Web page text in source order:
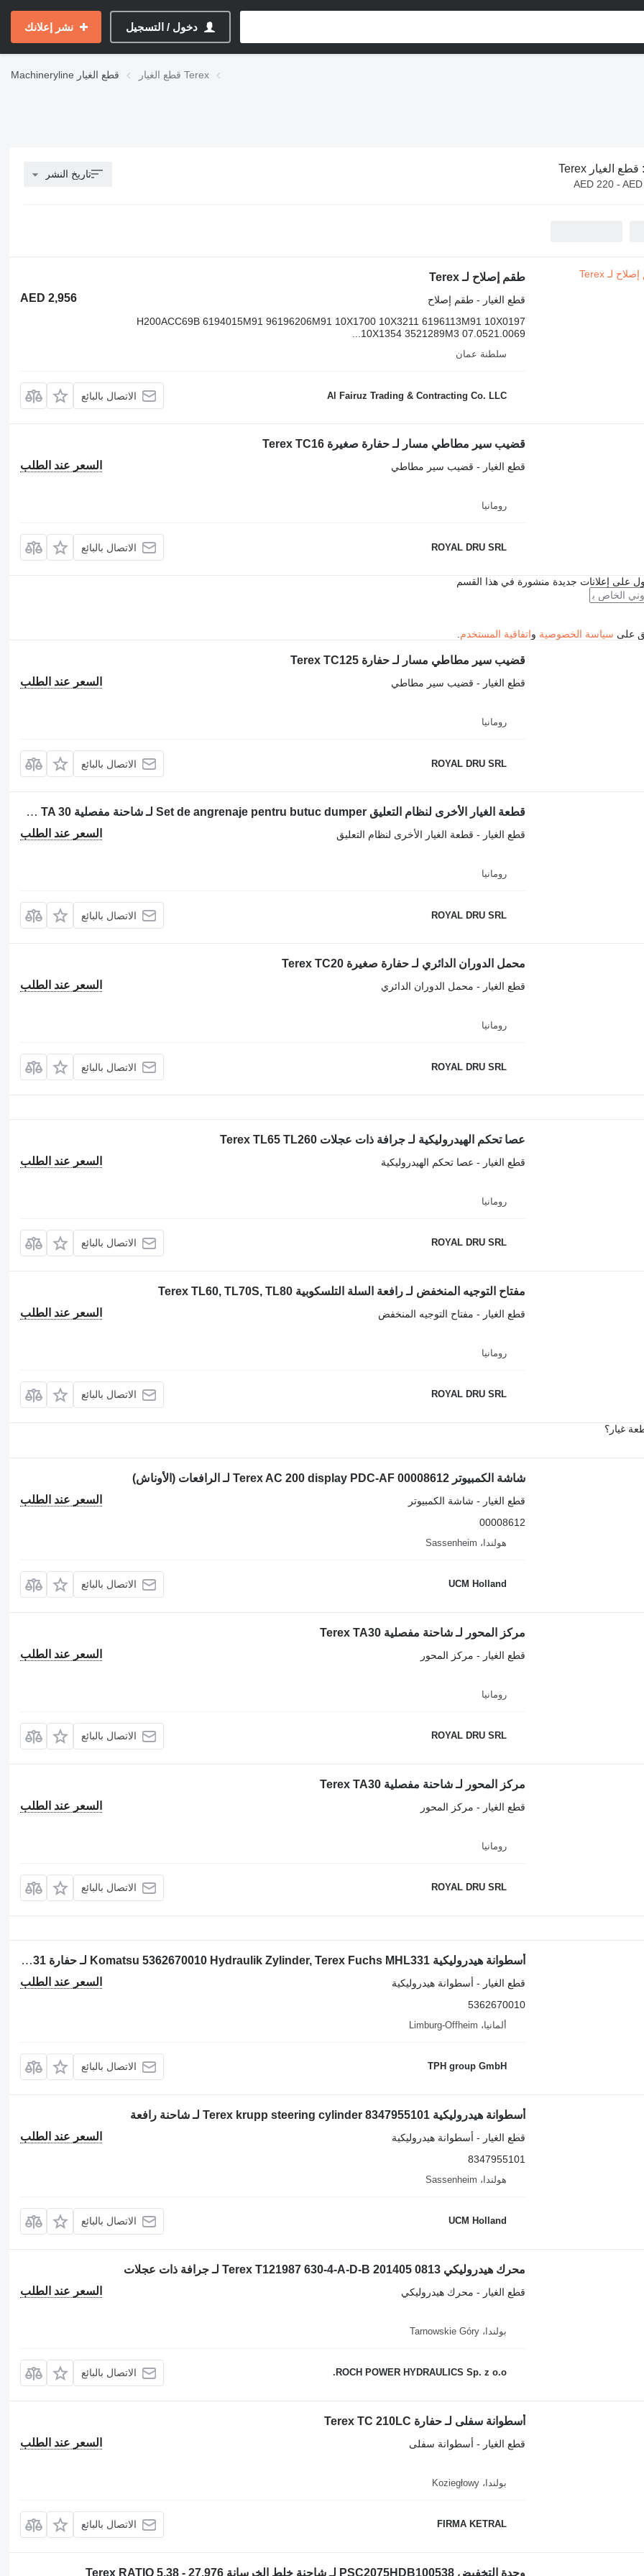
دخول / التسجيل نشر إعلانك
Machineryline قطع الغيار قطع الغيار Terex
قطع الغيار Terex
AED 220 -
تاريخ النشر
طقم إصلاح لـ Terex
AED 2,956
قطع الغيار - طقم إصلاح
H200ACC69B 6194015M91 96196206M91 10X1700 10X3211 6196113M91 10X0197
10X1354 3521289M3 07.0521.0069...
سلطنة عمان
Al Fairuz Trading & Contracting Co. LLC الاتصال بالبائع
قضيب سير مطاطي مسار لـ حفارة صغيرة Terex TC16
السعر عند الطلب
قطع الغيار - قضيب سير مطاطي
رومانيا
ROYAL DRU SRL الاتصال بالبائع
على إعلانات جديدة منشورة في هذا القسم
على سياسة الخصوصية واتفاقية المستخدم
قضيب سير مطاطي مسار لـ حفارة Terex TC125
السعر عند الطلب
قطع الغيار - قضيب سير مطاطي
رومانيا
ROYAL DRU SRL الاتصال بالبائع
قطعة الغيار الأخرى لنظام التعليق Set de angrenaje pentru butuc dumper لـ شاحنة مفصلية Terex TA 30
السعر عند الطلب قطع الغيار - قطعة الغيار الأخرى لنظام التعليق
رومانيا
ROYAL DRU SRL الاتصال بالبائع
محمل الدوران الدائري لـ حفارة صغيرة Terex TC20
السعر عند الطلب
قطع الغيار - محمل الدوران الدائري
رومانيا
ROYAL DRU SRL الاتصال بالبائع
عصا تحكم الهيدروليكية لـ جرافة ذات عجلات Terex TL65 TL260
السعر عند الطلب
قطع الغيار - عصا تحكم الهيدروليكية
رومانيا
ROYAL DRU SRL الاتصال بالبائع
مفتاح التوجيه المنخفض لـ رافعة السلة التلسكوبية Terex TL60, TL70S, TL80
السعر عند الطلب
قطع الغيار - مفتاح التوجيه المنخفض
رومانيا
ROYAL DRU SRL الاتصال بالبائع
غيار؟
شاشة الكمبيوتر Terex AC 200 display PDC-AF 00008612 لـ الرافعات (الأوناش)
السعر عند الطلب
قطع الغيار - شاشة الكمبيوتر
00008612
هولندا، Sassenheim
UCM Holland الاتصال بالبائع
مركز المحور لـ شاحنة مفصلية Terex TA30
السعر عند الطلب
قطع الغيار - مركز المحور
رومانيا
ROYAL DRU SRL الاتصال بالبائع
مركز المحور لـ شاحنة مفصلية Terex TA30
السعر عند الطلب
قطع الغيار - مركز المحور
رومانيا
ROYAL DRU SRL الاتصال بالبائع
أسطوانة هيدروليكية Komatsu 5362670010 Hydraulik Zylinder, Terex Fuchs MHL331 لـ حفارة Terex Fuchs MHL331
السعر عند الطلب
قطع الغيار - أسطوانة هيدروليكية
5362670010
ألمانيا، Limburg-Offheim
TPH group GmbH الاتصال بالبائع
أسطوانة هيدروليكية Terex krupp steering cylinder 8347955101 لـ شاحنة رافعة
السعر عند الطلب
قطع الغيار - أسطوانة هيدروليكية
8347955101
هولندا، Sassenheim
UCM Holland الاتصال بالبائع
محرك هيدروليكي Terex T121987 630-4-A-D-B 201405 0813 لـ جرافة ذات عجلات
السعر عند الطلب
قطع الغيار - محرك هيدروليكي
بولندا، Tarnowskie Góry
ROCH POWER HYDRAULICS Sp. z o.o. الاتصال بالبائع
أسطوانة سفلى لـ حفارة Terex TC 210LC
السعر عند الطلب
قطع الغيار - أسطوانة سفلى
بولندا، Koziegłowy
FIRMA KETRAL الاتصال بالبائع
وحدة التخفيض PSC2075HDB100538 لـ شاحنة خلط الخرسانة Terex RATIO 5.38 - 27.976